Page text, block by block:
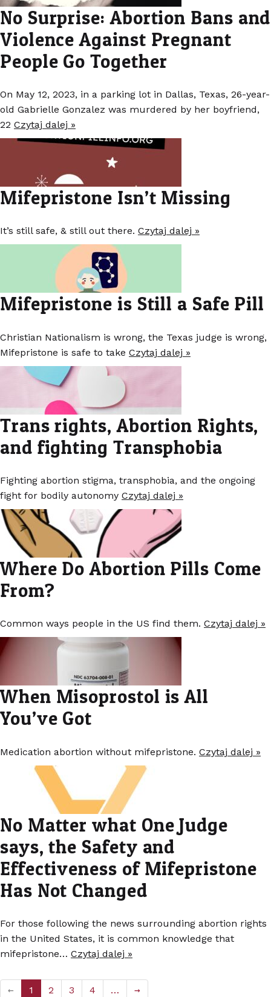
No Surprise: Abortion Bans and
Violence Against Pregnant
People Go Together
On May 12, 2023, in a parking lot in Dallas, Texas, 26-year-
old Gabrielle Gonzalez was murdered by her boyfriend,
22 Czytaj dalej »
Mifepristone Isn’t Missing
It’s still safe, & still out there. Czytaj dalej »
Mifepristone is Still a Safe Pill
Christian Nationalism is wrong, the Texas judge is wrong,
Mifepristone is safe to take Czytaj dalej »
Trans rights, Abortion Rights,
and fighting Transphobia
Fighting abortion stigma, transphobia, and the ongoing
fight for bodily autonomy Czytaj dalej »
Where Do Abortion Pills Come
From?
Common ways people in the US find them. Czytaj dalej »
When Misoprostol is All
You’ve Got
Medication abortion without mifepristone. Czytaj dalej »
No Matter what One Judge
says, the Safety and
Effectiveness of Mifepristone
Has Not Changed
For those following the news surrounding abortion rights
in the United States, it is common knowledge that
mifepristone… Czytaj dalej »
← 1 2 3 4 … →